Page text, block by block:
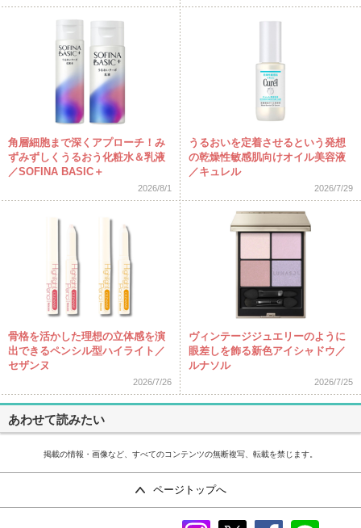
角層細胞まで深くアプローチ！み
ずみずしくうるおう化粧水＆乳液
／SOFINA BASIC＋
2026/8/1
うるおいを定着させるという発想
の乾燥性敏感肌向けオイル美容液
／キュレル
2026/7/29
骨格を活かした理想の立体感を演
出できるペンシル型ハイライト／
セザンヌ
2026/7/26
ヴィンテージジュエリーのように
眼差しを飾る新色アイシャドウ／
ルナソル
2026/7/25
あわせて読みたい
掲載の情報・画像など、すべてのコンテンツの無断複写、転載を禁じます。
ページトップへ